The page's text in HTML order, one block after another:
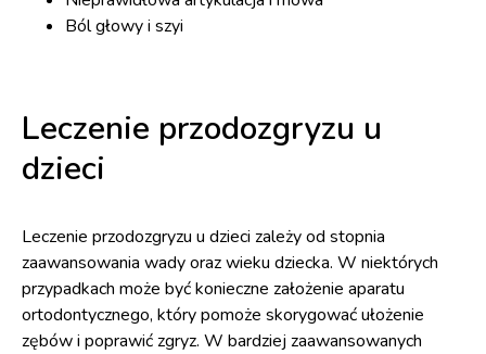
Ból głowy i szyi
Leczenie przodozgryzu u
dzieci
Leczenie przodozgryzu u dzieci zależy od stopnia
zaawansowania wady oraz wieku dziecka. W niektórych
przypadkach może być konieczne założenie aparatu
ortodontycznego, który pomoże skorygować ułożenie
zębów i poprawić zgryz. W bardziej zaawansowanych